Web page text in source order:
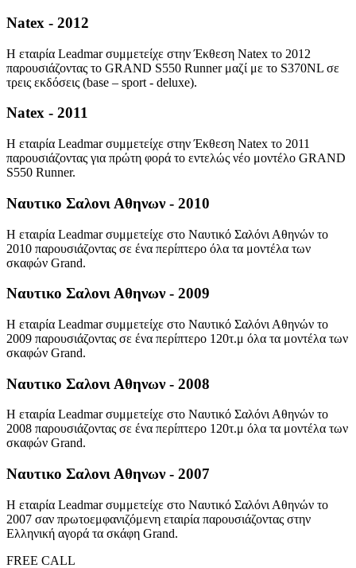
Natex - 2012
Η εταιρία Leadmar συμμετείχε στην Έκθεση Natex το 2012
παρουσιάζοντας το GRAND S550 Runner μαζί με το S370NL σε
τρεις εκδόσεις (base – sport - deluxe).
Natex - 2011
Η εταιρία Leadmar συμμετείχε στην Έκθεση Natex το 2011
παρουσιάζοντας για πρώτη φορά το εντελώς νέο μοντέλο GRAND
S550 Runner.
Ναυτικο Σαλονι Αθηνων - 2010
Η εταιρία Leadmar συμμετείχε στο Ναυτικό Σαλόνι Αθηνών το
2010 παρουσιάζοντας σε ένα περίπτερο όλα τα μοντέλα των
σκαφών Grand.
Ναυτικο Σαλονι Αθηνων - 2009
Η εταιρία Leadmar συμμετείχε στο Ναυτικό Σαλόνι Αθηνών το
2009 παρουσιάζοντας σε ένα περίπτερο 120τ.μ όλα τα μοντέλα των
σκαφών Grand.
Ναυτικο Σαλονι Αθηνων - 2008
Η εταιρία Leadmar συμμετείχε στο Ναυτικό Σαλόνι Αθηνών το
2008 παρουσιάζοντας σε ένα περίπτερο 120τ.μ όλα τα μοντέλα των
σκαφών Grand.
Ναυτικο Σαλονι Αθηνων - 2007
Η εταιρία Leadmar συμμετείχε στο Ναυτικό Σαλόνι Αθηνών το
2007 σαν πρωτοεμφανιζόμενη εταιρία παρουσιάζοντας στην
Ελληνική αγορά τα σκάφη Grand.
FREE CALL